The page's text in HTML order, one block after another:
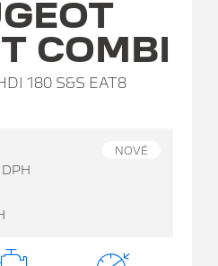
COMBI
180 S&S EAT8
NOVÉ